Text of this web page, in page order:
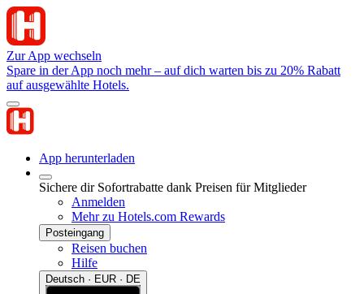
Zur App wechseln
Spare in der App noch mehr – auf dich warten bis zu 20% Rabatt
auf ausgewählte Hotels.
App herunterladen
Sichere dir Sofortrabatte dank Preisen für Mitglieder
Anmelden
Mehr zu Hotels.com Rewards
Posteingang
Reisen buchen
Hilfe
Deutsch · EUR · DE